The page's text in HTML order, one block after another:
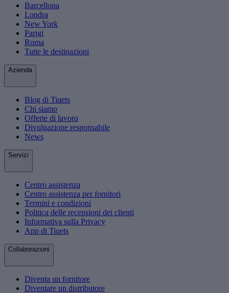
Barcellona
Londra
New York
Parigi
Roma
Tutte le destinazioni
Azienda
Blog di Tiqets
Chi siamo
Offerte di lavoro
Divulgazione responsabile
News
Servizi
Centro assistenza
Centro assistenza per fornitori
Termini e condizioni
Politica delle recensioni dei clienti
Informativa sulla Privacy
App di Tiqets
Collaborazioni
Diventa un fornitore
Diventare un distributore